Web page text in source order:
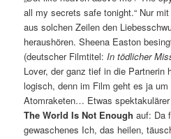
all my secrets safe tonight.“ Nur
aus solchen Zeilen den
heraushören. Sheena Easton
(deutscher Filmtitel:In tödlicher
Lover, der ganz tief in die
logisch, denn im Film geht es ja
Atomraketen… Etwas
The World Is Not Enough auf: Da
gewaschenes Ich, das heilen,